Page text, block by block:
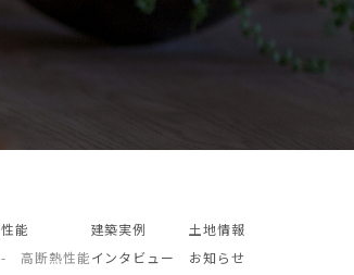
性能
- 高断熱性能
建築実例
インタビュー
土地情報
お知らせ